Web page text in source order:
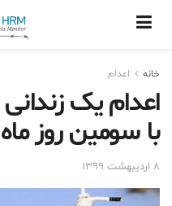
خانه اعدام
اعدام یک
با سومین روز
۸ اردیبهشت ۱۳۹۹